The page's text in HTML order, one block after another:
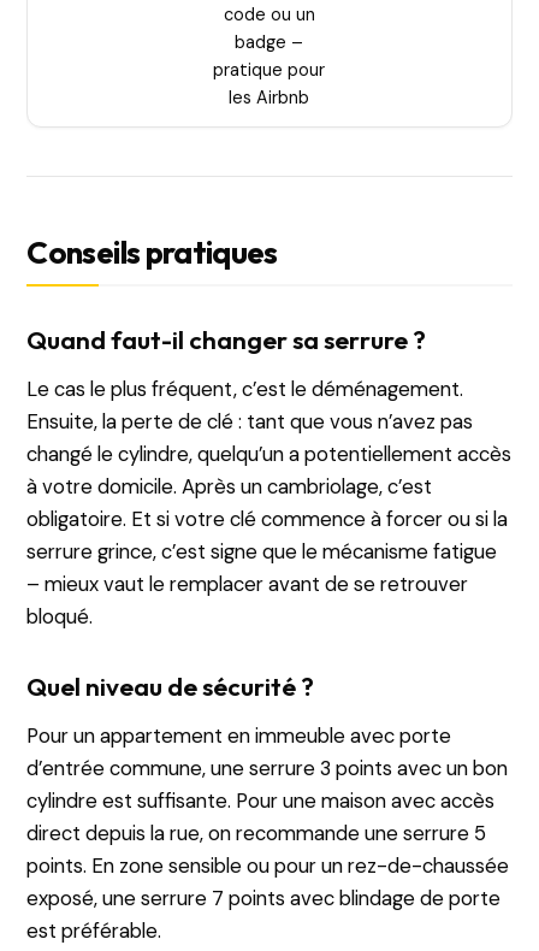
code ou un
badge –
pratique pour
les Airbnb
Conseils pratiques
Quand faut-il changer sa serrure ?
Le cas le plus fréquent, c’est le déménagement.
Ensuite, la perte de clé : tant que vous n’avez pas
changé le cylindre, quelqu’un a potentiellement accès
à votre domicile. Après un cambriolage, c’est
obligatoire. Et si votre clé commence à forcer ou si la
serrure grince, c’est signe que le mécanisme fatigue
– mieux vaut le remplacer avant de se retrouver
bloqué.
Quel niveau de sécurité ?
Pour un appartement en immeuble avec porte
d’entrée commune, une serrure 3 points avec un bon
cylindre est suffisante. Pour une maison avec accès
direct depuis la rue, on recommande une serrure 5
points. En zone sensible ou pour un rez-de-chaussée
exposé, une serrure 7 points avec blindage de porte
est préférable.